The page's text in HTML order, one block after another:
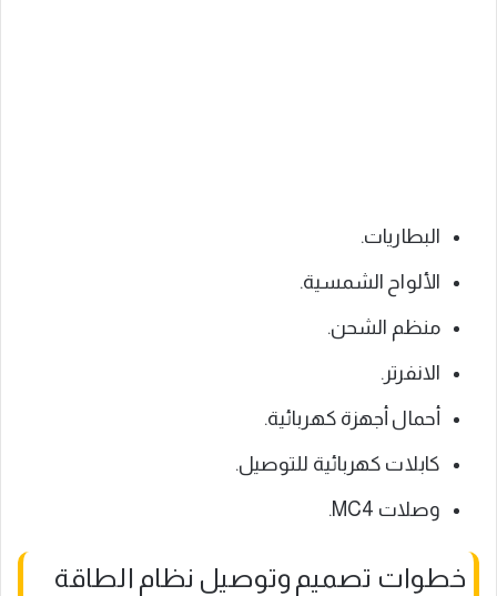
البطاريات.
الألواح الشمسية.
منظم الشحن.
الانفرتر.
أحمال أجهزة كهربائية.
كابلات كهربائية للتوصيل.
وصلات MC4.
خطوات تصميم وتوصيل نظام الطاقة